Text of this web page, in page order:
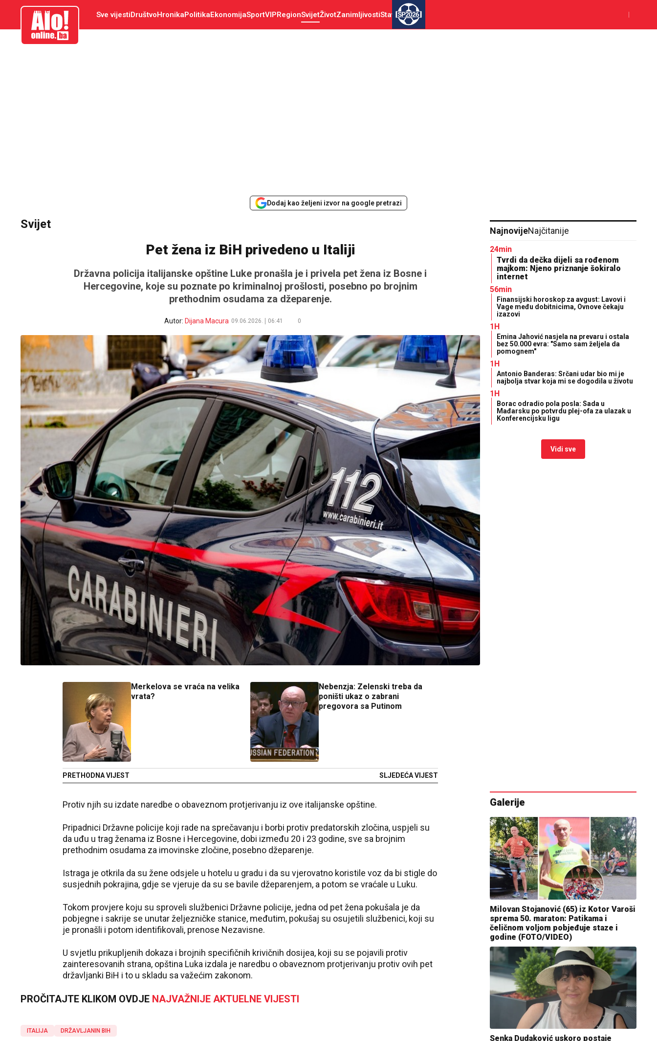
aloonline.ba Sve vijestiDruštvoHronikaPolitikaEkonomijaSportVIPRegionSvijetŽivotZanimljivostiStav SP2026
Dodaj kao željeni izvor na google pretrazi
Svijet
Pet žena iz BiH privedeno u Italiji
Državna policija italijanske opštine Luke pronašla je i privela pet žena iz Bosne i
Hercegovine, koje su poznate po kriminalnoj prošlosti, posebno po brojnim
prethodnim osudama za džeparenje.
Autor: Dijana Macura 09.06.2026. 06:41 0
Merkelova se vraća na velika
vrata?
PRETHODNA VIJEST
Nebenzja: Zelenski treba da
poništi ukaz o zabrani
pregovora sa Putinom
SLJEDEĆA VIJEST
Protiv njih su izdate naredbe o obaveznom protjerivanju iz ove italijanske opštine.
Pripadnici Državne policije koji rade na sprečavanju i borbi protiv predatorskih zločina, uspjeli su
da uđu u trag ženama iz Bosne i Hercegovine, dobi između 20 i 23 godine, sve sa brojnim
prethodnim osudama za imovinske zločine, posebno džeparenje.
Istraga je otkrila da su žene odsjele u hotelu u gradu i da su vjerovatno koristile voz da bi stigle do
susjednih pokrajina, gdje se vjeruje da su se bavile džeparenjem, a potom se vraćale u Luku.
Tokom provjere koju su sproveli službenici Državne policije, jedna od pet žena pokušala je da
pobjegne i sakrije se unutar željezničke stanice, međutim, pokušaj su osujetili službenici, koji su
je pronašli i potom identifikovali, prenose Nezavisne.
U svjetlu prikupljenih dokaza i brojnih specifičnih krivičnih dosijea, koji su se pojavili protiv
zainteresovanih strana, opština Luka izdala je naredbu o obaveznom protjerivanju protiv ovih pet
državljanki BiH i to u skladu sa važećim zakonom.
PROČITAJTE KLIKOM OVDJE NAJVAŽNIJE AKTUELNE VIJESTI
ITALIJA DRŽAVLJANIN BIH
NajnovijeNajčitanije
24min
Tvrdi da dečka dijeli sa rođenom
majkom: Njeno priznanje šokiralo
internet
56min
Finansijski horoskop za avgust: Lavovi i
Vage među dobitnicima, Ovnove čekaju
izazovi
1H
Emina Jahović nasjela na prevaru i ostala
bez 50.000 evra: "Samo sam željela da
pomognem"
1H
Antonio Banderas: Srčani udar bio mi je
najbolja stvar koja mi se dogodila u životu
1H
Borac odradio pola posla: Sada u
Mađarsku po potvrdu plej-ofa za ulazak u
Konferencijsku ligu
Vidi sve
Galerije
Milovan Stojanović (65) iz Kotor Varoši
sprema 50. maraton: Patikama i
čeličnom voljom pobjeđuje staze i
godine (FOTO/VIDEO)
Senka Dudaković uskoro postaje